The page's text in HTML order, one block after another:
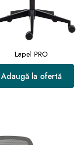
Lapel PRO
Adaugă la ofertă